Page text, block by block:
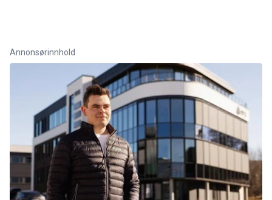
Annonsørinnhold